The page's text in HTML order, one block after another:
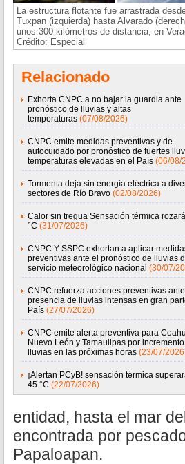
La estructura flotante fue arrastrada
Tuxpan (izquierda) hasta Alvarado
unos 300 kilómetros de distancia, en
Crédito: Especial
Relacionado
Exhorta CNPC a no bajar la guardia ante
pronóstico de lluvias y altas
temperaturas (07/08/2026)
CNPC emite medidas preventivas y de
autocuidado por pronóstico de fuertes
temperaturas elevadas en el País (06/08/
Tormenta deja sin energía eléctrica a
sectores de Río Bravo (02/08/2026)
Calor sin tregua Sensación térmica
°C (31/07/2026)
CNPC Y SSPC exhortan a aplicar
preventivas ante el pronóstico de lluvias
servicio meteorológico nacional (30/07/
CNPC refuerza acciones preventivas
presencia de lluvias intensas en gran
País (27/07/2026)
CNPC emite alerta preventiva para
Nuevo León y Tamaulipas por
lluvias en las próximas horas (23/07/
¡Alertan PCyB! sensación térmica
45 °C (22/07/2026)
entidad, hasta el mar
encontrada por
Papaloapan.